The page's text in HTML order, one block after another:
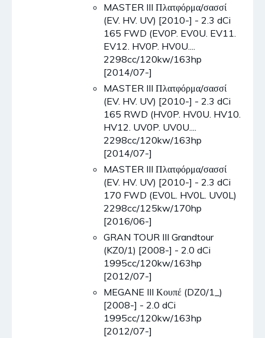
MASTER III Πλατφόρμα/σασσί
(EV. HV. UV) [2010-] - 2.3 dCi
165 FWD (EV0P. EV0U. EV11.
EV12. HV0P. HV0U....
2298cc/120kw/163hp
[2014/07-]
MASTER III Πλατφόρμα/σασσί
(EV. HV. UV) [2010-] - 2.3 dCi
165 RWD (HV0P. HV0U. HV10.
HV12. UV0P. UV0U....
2298cc/120kw/163hp
[2014/07-]
MASTER III Πλατφόρμα/σασσί
(EV. HV. UV) [2010-] - 2.3 dCi
170 FWD (EV0L. HV0L. UV0L)
2298cc/125kw/170hp
[2016/06-]
GRAN TOUR III Grandtour
(KZ0/1) [2008-] - 2.0 dCi
1995cc/120kw/163hp
[2012/07-]
MEGANE III Κουπέ (DZ0/1_)
[2008-] - 2.0 dCi
1995cc/120kw/163hp
[2012/07-]